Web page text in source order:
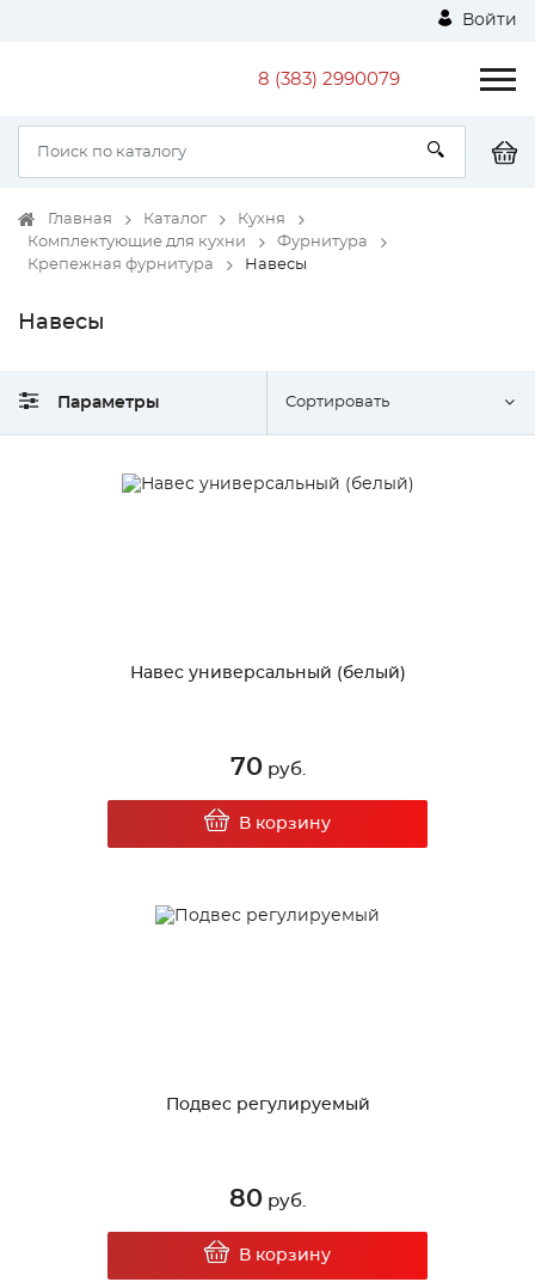
Войти
8 (383) 2990079
Главная Каталог
Кухня
Комплектующие для кухни
Фурнитура
Крепежная фурнитура
Навесы
Навесы
Параметры Сортировать
Навес универсальный (белый)
70руб.
В корзину
Подвес регулируемый
80 руб.
В корзину